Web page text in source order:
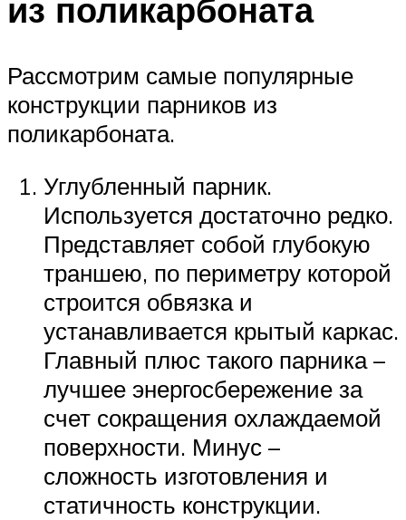
из поликарбоната
Рассмотрим самые популярные
конструкции парников из
поликарбоната.
Углубленный парник.
Используется достаточно редко.
Представляет собой глубокую
траншею, по периметру которой
строится обвязка и
устанавливается крытый каркас.
Главный плюс такого парника –
лучшее энергосбережение за
счет сокращения охлаждаемой
поверхности. Минус –
сложность изготовления и
статичность конструкции.